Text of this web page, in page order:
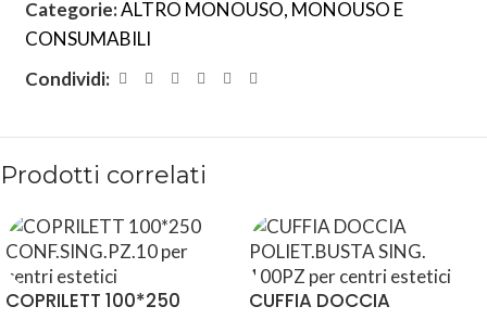
Categorie:ALTRO MONOUSO, MONOUSO E
CONSUMABILI
Condividi:
Prodotti correlati
COPRILETT 100*250
CUFFIA DOCCIA